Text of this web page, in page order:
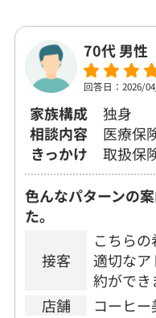
70代 男性
回答日：2026/
家族構成
独身
相談内容
医療保
きっかけ
取扱保
色んなパターンの
た。
接客
こちら
適切なア
約ができ
店舗
コーヒー